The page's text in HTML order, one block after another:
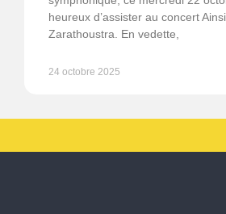
heureux d’assister au concert
Zarathoustra. En vedette,
24 octobre 2025